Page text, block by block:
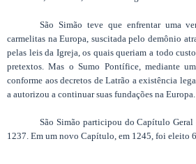
São Simão teve que enfrentar uma
carmelitas na Europa, suscitada pelo demônio
pelas leis da Igreja, os quais queriam a todo
pretextos. Mas o Sumo Pontífice, mediante
conforme aos decretos de Latrão a existência
a autorizou a continuar suas fundações na Europa.
São Simão participou do Capítulo Geral
1237. Em um novo Capítulo, em 1245, foi eleito